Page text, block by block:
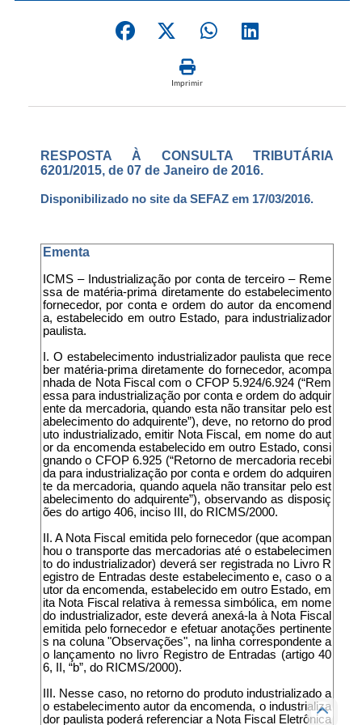
Imprimir
RESPOSTA À CONSULTA TRIBUTÁRIA
6201/2015, de 07 de Janeiro de 2016.
Disponibilizado no site da SEFAZ em 17/03/2016.
Ementa
ICMS – Industrialização por conta de terceiro – Reme
ssa de matéria-prima diretamente do estabelecimento
fornecedor, por conta e ordem do autor da encomend
a, estabelecido em outro Estado, para industrializador
paulista.
I. O estabelecimento industrializador paulista que rece
ber matéria-prima diretamente do fornecedor, acompa
nhada de Nota Fiscal com o CFOP 5.924/6.924 (“Rem
essa para industrialização por conta e ordem do adquir
ente da mercadoria, quando esta não transitar pelo est
abelecimento do adquirente”), deve, no retorno do prod
uto industrializado, emitir Nota Fiscal, em nome do aut
or da encomenda estabelecido em outro Estado, consi
gnando o CFOP 6.925 (“Retorno de mercadoria recebi
da para industrialização por conta e ordem do adquiren
te da mercadoria, quando aquela não transitar pelo est
abelecimento do adquirente”), observando as disposiç
ões do artigo 406, inciso III, do RICMS/2000.
II. A Nota Fiscal emitida pelo fornecedor (que acompan
hou o transporte das mercadorias até o estabelecimen
to do industrializador) deverá ser registrada no Livro R
egistro de Entradas deste estabelecimento e, caso o a
utor da encomenda, estabelecido em outro Estado, em
ita Nota Fiscal relativa à remessa simbólica, em nome
do industrializador, este deverá anexá-la à Nota Fiscal
emitida pelo fornecedor e efetuar anotações pertinente
s na coluna "Observações", na linha correspondente a
o lançamento no livro Registro de Entradas (artigo 40
6, II, “b”, do RICMS/2000).
III. Nesse caso, no retorno do produto industrializado a
o estabelecimento autor da encomenda, o industrializa
dor paulista poderá referenciar a Nota Fiscal Eletrônica